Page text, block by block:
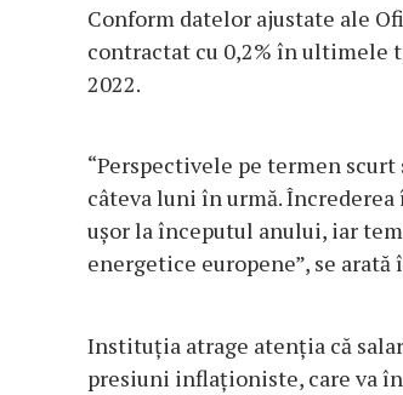
Conform datelor ajustate ale
contractat cu 0,2% în ultimele
2022.
“Perspectivele pe termen
câteva luni în urmă.
uşor la începutul anului, iar
energetice europene”, se
Instituţia atrage atenţia că
presiuni inflaţioniste, care va